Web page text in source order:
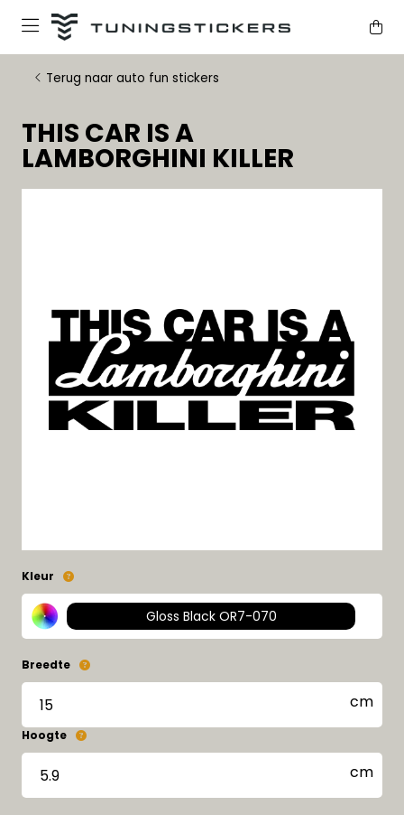
Terug naar auto fun stickers
THIS CAR IS A
LAMBORGHINI KILLER
Kleur
Gloss Black OR7-070
Breedte
Hoogte